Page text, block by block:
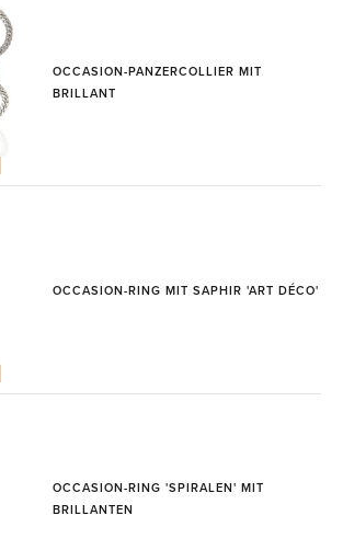
OCCASION-PANZERCOLLIER MIT
BRILLANT
OCCASION-RING MIT SAPHIR 'ART DÉCO'
OCCASION-RING 'SPIRALEN' MIT
BRILLANTEN